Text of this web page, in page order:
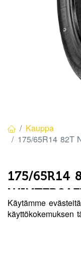
Kauppa
175/65R14 82T
175/65R14
EAN:5705050003623
Käytämme
käyttökokemuksen